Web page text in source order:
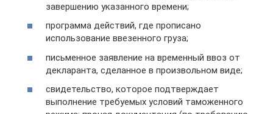
завершению указанного времени;
программа действий, где прописано
использование ввезенного груза;
письменное заявление на временный ввоз от
декларанта, сделанное в произвольном виде;
свидетельство, которое подтверждает
выполнение требуемых условий таможенного